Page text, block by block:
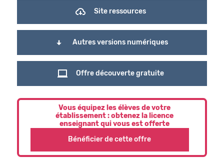
Site ressources
Autres versions numériques
Offre découverte gratuite
Vous équipez les élèves de votre
établissement : obtenez la licence
enseignant qui vous est offerte
Bénéficier de cette offre